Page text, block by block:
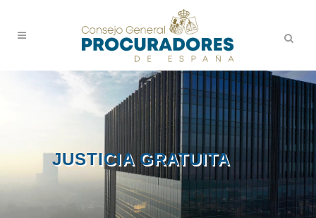
JUSTICIA GRATUITA